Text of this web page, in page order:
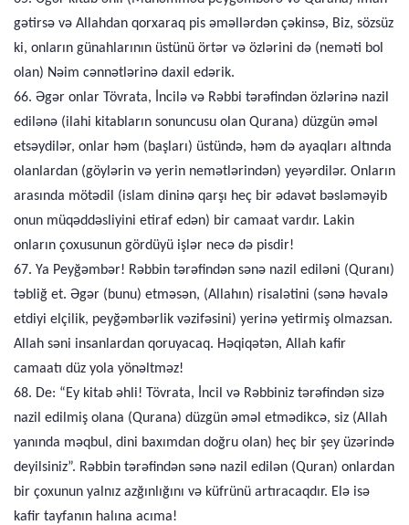
gətirsə və Allahdan qorxaraq pis əməllərdən çəkinsə, Biz, sözsüz
ki, onların günahlarının üstünü örtər və özlərini də (neməti bol
olan) Nəim cənnətlərinə daxil edərik.
66. Əgər onlar Tövrata, İncilə və Rəbbi tərəfindən özlərinə nazil
edilənə (ilahi kitabların sonuncusu olan Qurana) düzgün əməl
etsəydilər, onlar həm (başları) üstündə, həm də ayaqları altında
olanlardan (göylərin və yerin nemətlərindən) yeyərdilər. Onların
arasında mötədil (islam dininə qarşı heç bir ədavət bəsləməyib
onun müqəddəsliyini etiraf edən) bir camaat vardır. Lakin
onların çoxusunun gördüyü işlər necə də pisdir!
67. Ya Peyğəmbər! Rəbbin tərəfindən sənə nazil ediləni (Quranı)
təbliğ et. Əgər (bunu) etməsən, (Allahın) risalətini (sənə həvalə
etdiyi elçilik, peyğəmbərlik vəzifəsini) yerinə yetirmiş olmazsan.
Allah səni insanlardan qoruyacaq. Həqiqətən, Allah kafir
camaatı düz yola yönəltməz!
68. De: “Ey kitab əhli! Tövrata, İncil və Rəbbiniz tərəfindən sizə
nazil edilmiş olana (Qurana) düzgün əməl etmədikcə, siz (Allah
yanında məqbul, dini baxımdan doğru olan) heç bir şey üzərində
deyilsiniz”. Rəbbin tərəfindən sənə nazil edilən (Quran) onlardan
bir çoxunun yalnız azğınlığını və küfrünü artıracaqdır. Elə isə
kafir tayfanın halına acıma!